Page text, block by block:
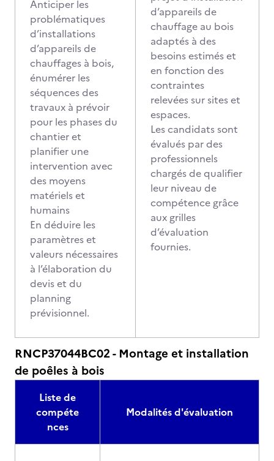
Anticiper les
problématiques
d’installations
d’appareils de
chauffages à bois,
énumérer les
séquences des
travaux à prévoir
pour les phases du
chantier et
planifier une
intervention avec
des moyens
matériels et
humains
En déduire les
paramètres et
valeurs nécessaires
à l’élaboration du
devis et du
planning
prévisionnel.
d’appareils de
chauffage au bois
adaptés à des
besoins estimés et
en fonction des
contraintes
relevées sur sites et
espaces.
Les candidats sont
évalués par des
professionnels
chargés de qualifier
leur niveau de
compétence grâce
aux grilles
d’évaluation
fournies.
RNCP37044BC02 - Montage et installation
de poêles à bois
Liste de
compéte
nces
Modalités d'évaluation